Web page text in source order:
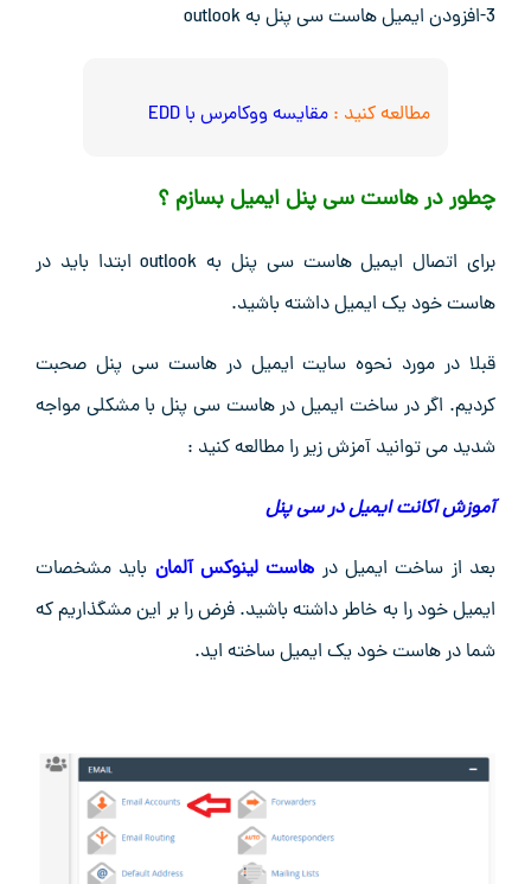
3-افزودن ایمیل هاست سی پنل به outlook
مطالعه کنید : مقایسه ووکامرس با EDD
چطور در هاست سی پنل ایمیل بسازم ؟
برای اتصال ایمیل هاست سی پنل به outlook ابتدا باید در
هاست خود یک ایمیل داشته باشید.
قبلا در مورد نحوه سایت ایمیل در هاست سی پنل صحبت
کردیم. اگر در ساخت ایمیل در هاست سی پنل با مشکلی مواجه
شدید می توانید آمزش زیر را مطالعه کنید :
آموزش اکانت ایمیل در سی پنل
بعد از ساخت ایمیل در هاست لینوکس آلمان باید مشخصات
ایمیل خود را به خاطر داشته باشید. فرض را بر این مشگذاریم که
شما در هاست خود یک ایمیل ساخته اید.